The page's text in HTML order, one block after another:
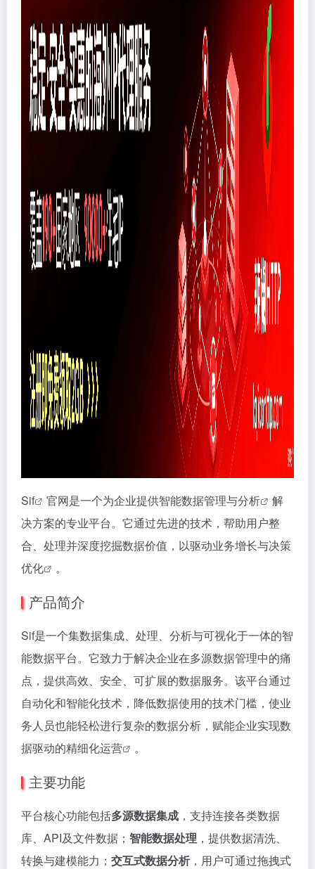
Sif 官网是一个为企业提供智能数据管理与分析
解
决方案的专业平台。它通过先进的技术，帮助用户整
合、处理并深度挖掘数据价值，以驱动业务增长与决策
优化
。
产品简介
Sif是一个集数据集成、处理、分析与可视化于一体的智
能数据平台。它致力于解决企业在多源数据管理中的痛
点，提供高效、安全、可扩展的数据服务。该平台通过
自动化和智能化技术，降低数据使用的技术门槛，使业
务人员也能轻松进行复杂的数据分析，赋能企业实现数
据驱动的精细化运营 。
主要功能
平台核心功能包括多源数据集成 ，支持连接各类数据
库、API及文件数据； 智能数据处理 ，提供数据清洗、
转换与建模能力； 交互式数据分析 ，用户可通过拖拽式